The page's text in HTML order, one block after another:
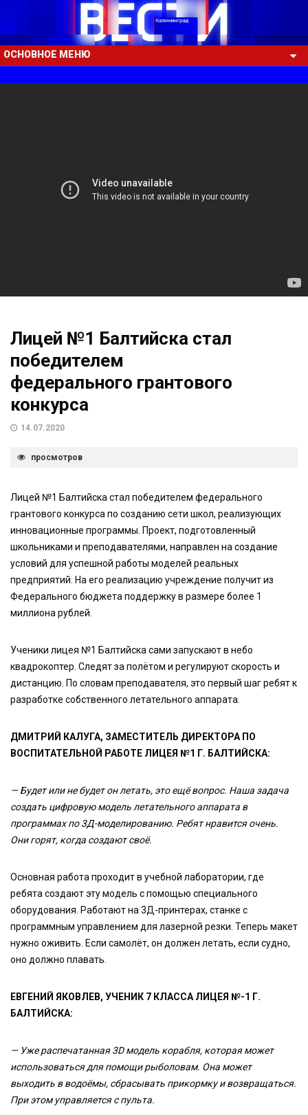
ОСНОВНОЕ МЕНЮ
Лицей №1 Балтийска стал
победителем
федерального грантового
конкурса
14.07.2020
просмотров
Лицей №1 Балтийска стал победителем федерального
грантового конкурса по созданию сети школ, реализующих
инновационные программы. Проект, подготовленный
школьниками и преподавателями, направлен на создание
условий для успешной работы моделей реальных
предприятий. На его реализацию учреждение получит из
Федерального бюджета поддержку в размере более 1
миллиона рублей.
Ученики лицея №1 Балтийска сами запускают в небо
квадрокоптер. Следят за полётом и регулируют скорость и
дистанцию. По словам преподавателя, это первый шаг ребят к
разработке собственного летательного аппарата.
ДМИТРИЙ КАЛУГА, ЗАМЕСТИТЕЛЬ ДИРЕКТОРА ПО
ВОСПИТАТЕЛЬНОЙ РАБОТЕ ЛИЦЕЯ №1 Г. БАЛТИЙСКА:
— Будет или не будет он летать, это ещё вопрос. Наша задача
создать цифровую модель летательного аппарата в
программах по 3Д-моделированию. Ребят нравится очень.
Они горят, когда создают своё.
Основная работа проходит в учебной лаборатории, где
ребята создают эту модель с помощью специального
оборудования. Работают на 3Д-принтерах, станке с
программным управлением для лазерной резки. Теперь макет
нужно оживить. Если самолёт, он должен летать, если судно,
оно должно плавать.
ЕВГЕНИЙ ЯКОВЛЕВ, УЧЕНИК 7 КЛАССА ЛИЦЕЯ №-1 Г.
БАЛТИЙСКА:
— Уже распечатанная 3Dмодель корабля, которая может
использоваться для помощи рыболовам. Она может
выходить в водоёмы, сбрасывать прикормку и возвращаться.
При этом управляется с пульта.